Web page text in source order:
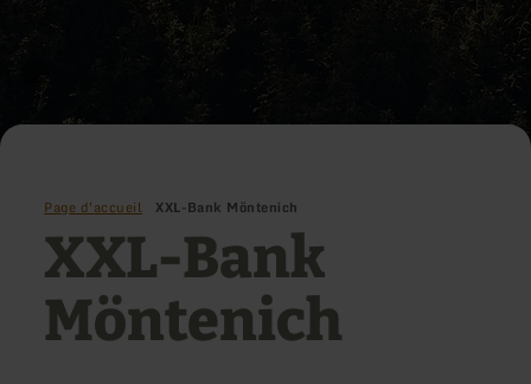
Page d'accueil XXL-Bank Möntenich
XXL-Bank
Möntenich